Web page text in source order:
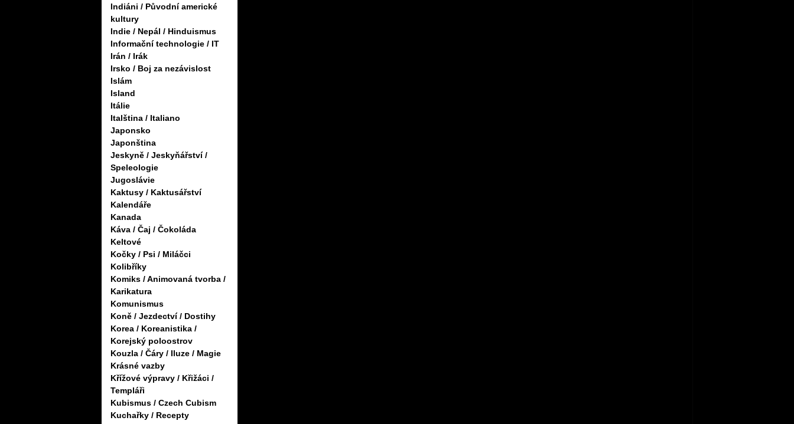
Indiáni / Původní americké
kultury
Indie / Nepál / Hinduismus
Informační technologie / IT
Irán / Irák
Irsko / Boj za nezávislost
Islám
Island
Itálie
Italština / Italiano
Japonsko
Japonština
Jeskyně / Jeskyňářství /
Speleologie
Jugoslávie
Kaktusy / Kaktusářství
Kalendáře
Kanada
Káva / Čaj / Čokoláda
Keltové
Kočky / Psi / Miláčci
Kolibříky
Komiks / Animovaná tvorba /
Karikatura
Komunismus
Koně / Jezdectví / Dostihy
Korea / Koreanistika /
Korejský poloostrov
Kouzla / Čáry / Iluze / Magie
Krásné vazby
Křížové výpravy / Křižáci /
Templáři
Kubismus / Czech Cubism
Kuchařky / Recepty